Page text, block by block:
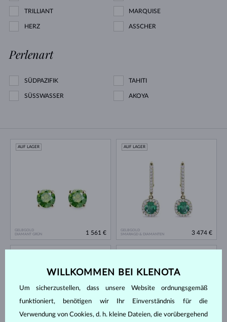
TRILLIANT MARQUISE
HERZ ASSCHER
Perlenart
SÜDPAZIFIK TAHITI
SÜSSWASSER AKOYA
GELBGOLD
DIAMANT GRÜN
AUF LAGER
1 561 €
GELBGOLD
SMARAGD & DIAMANTEN
AUF LAGER
3 474 €
WILLKOMMEN BEI KLENOTA
Um sicherzustellen, dass unsere Website ordnungsgemäß
funktioniert, benötigen wir Ihr Einverständnis für die
Verwendung von Cookies, d. h. kleine Dateien, die vorübergehend